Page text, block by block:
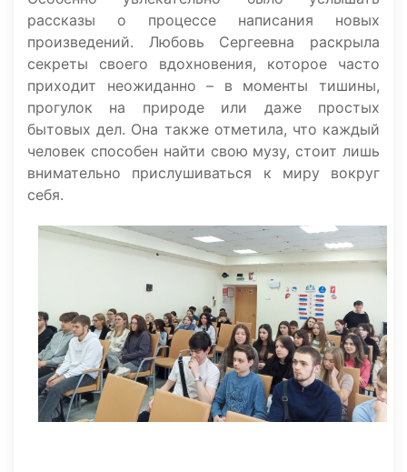
рассказы о процессе написания новых
произведений. Любовь Сергеевна раскрыла
секреты своего вдохновения, которое часто
приходит неожиданно – в моменты тишины,
прогулок на природе или даже простых
бытовых дел. Она также отметила, что каждый
человек способен найти свою музу, стоит лишь
внимательно прислушиваться к миру вокруг
себя.